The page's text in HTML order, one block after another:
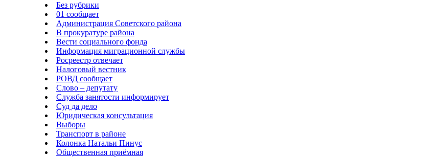
Без рубрики
01 сообщает
Администрация Советского района
В прокуратуре района
Вести социального фонда
Информация миграционной службы
Росреестр отвечает
Налоговый вестник
РОВД сообщает
Слово – депутату
Служба занятости информирует
Суд да дело
Юридическая консультация
Выборы
Транспорт в районе
Колонка Натальи Пинус
Общественная приёмная